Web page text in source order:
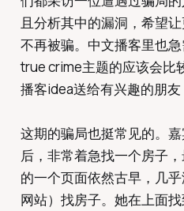
且分析其中的漏洞，希望
不再被骗。中文播客里也
true crime主题的应该会比
播客idea送给有兴趣的朋友
这期的骗局也挺常见的。
后，非常着急找一个房子
的一个页面依然古早，几
网站）找房子。她在上面